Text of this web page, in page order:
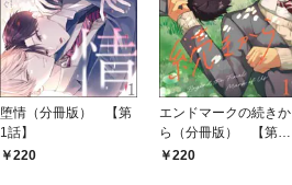
堕情（分冊版） 【第
1話】
220
エンドマークの続きか
ら（分冊版） 【第1
話】220